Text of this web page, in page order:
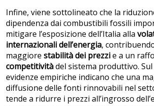
Infine, viene sottolineato che la
dipendenza dai combustibili fossili
mitigare l’esposizione dell’Italia alla
internazionali dell’energia,
maggiore stabilità dei prezzie a un
competitivitàdel sistema produttivo. Sul
evidenze empiriche indicano che una
diffusione delle fonti rinnovabili nel
tende a ridurre i prezzi all’ingrosso